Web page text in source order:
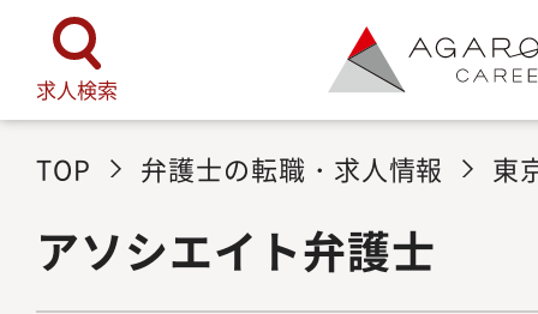
求人検索
TOP 弁護士の転職・求人情報 東
アソシエイト弁護士